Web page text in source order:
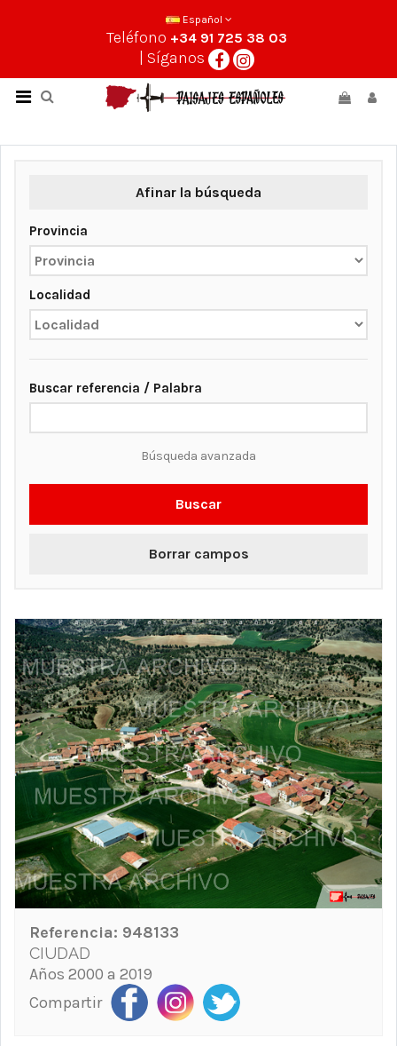
Español
Teléfono +34 91 725 38 03
| Síganos
Afinar la búsqueda
Provincia
Localidad
Buscar referencia / Palabra
Búsqueda avanzada
Buscar
Borrar campos
Referencia: 948133
CIUDAD
Años 2000 a 2019
Compartir